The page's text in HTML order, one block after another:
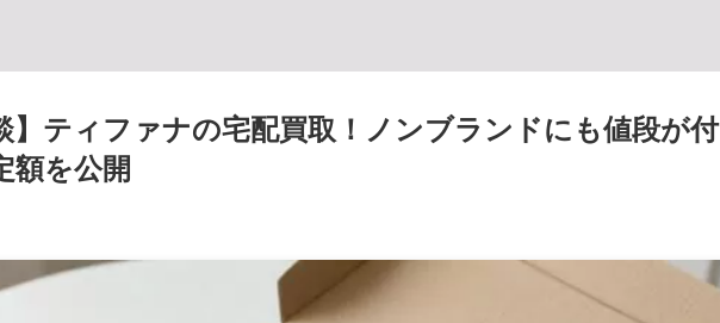
】ティファナの宅配買取！ノンブランドにも値段が付
額を公開